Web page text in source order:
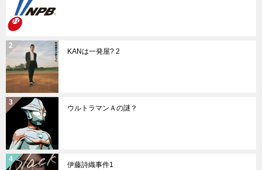
KANは一発屋? 2
ウルトラマンＡの謎？
伊藤詩織事件1